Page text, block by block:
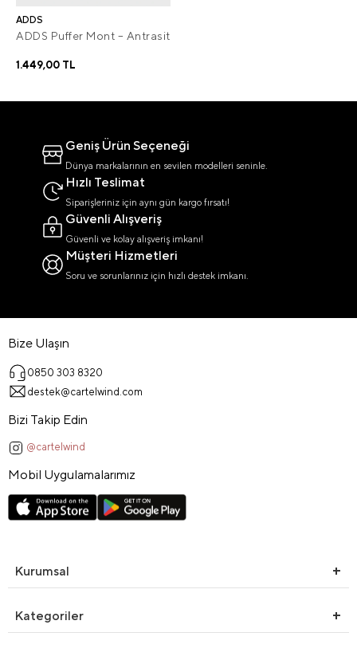
ADDS
ADDS Puffer Mont – Antrasit
1.449,00 TL
Geniş Ürün Seçeneği
Dünya markalarının en sevilen modelleri seninle.
Hızlı Teslimat
Siparişleriniz için aynı gün kargo fırsatı!
Güvenli Alışveriş
Güvenli ve kolay alışveriş imkanı!
Müşteri Hizmetleri
Soru ve sorunlarınız için hızlı destek imkanı.
Bize Ulaşın
0850 303 8320
destek@cartelwind.com
Bizi Takip Edin
@cartelwind
Mobil Uygulamalarımız
Kurumsal
Kategoriler